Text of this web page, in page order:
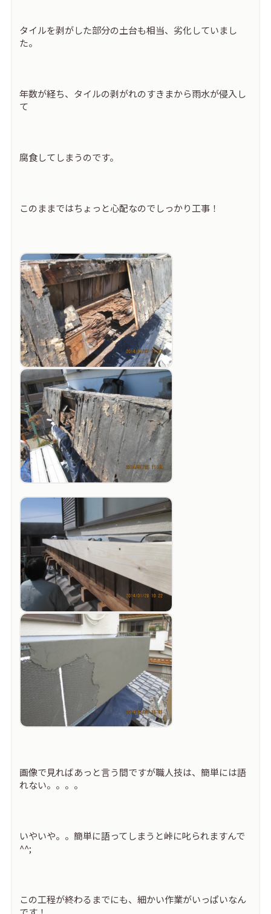
タイルを剥がした部分の土台も相当、劣化していまし
た。
年数が経ち、タイルの剥がれのすきまから雨水が侵入し
て
腐食してしまうのです。
このままではちょっと心配なのでしっかり工事！
画像で見ればあっと言う間ですが職人技は、簡単には語
れない。。。。
いやいや。。簡単に語ってしまうと峠に叱られますんで
^^;
この工程が終わるまでにも、細かい作業がいっぱいなん